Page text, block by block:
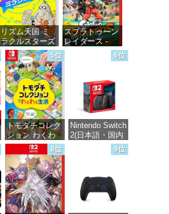
リズム天国 ミ
ラクルスターズ
-Switch
価格：¥5,645
スプラトゥーン
レイダース -
Switch2
5位
トモダチコレク
ション わくわ
く生活 -Switch
価格：¥6,145
6位
Nintendo Switch
2(日本語・国内
8位 9位